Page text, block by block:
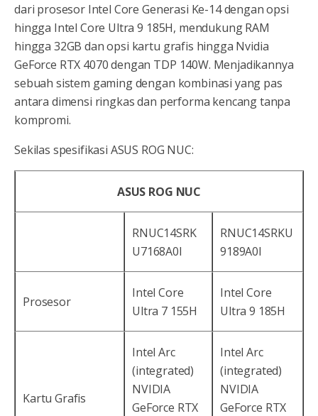
dari prosesor Intel Core Generasi Ke-14 dengan opsi
hingga Intel Core Ultra 9 185H, mendukung RAM
hingga 32GB dan opsi kartu grafis hingga Nvidia
GeForce RTX 4070 dengan TDP 140W. Menjadikannya
sebuah sistem gaming dengan kombinasi yang pas
antara dimensi ringkas dan performa kencang tanpa
kompromi.
Sekilas spesifikasi ASUS ROG NUC:
ASUS ROG NUC
RNUC14SRK
U7168A0I
RNUC14SRKU
9189A0I
Prosesor
Intel Core
Ultra 7 155H
Intel Core
Ultra 9 185H
Kartu Grafis
Intel Arc
(integrated)
NVIDIA
GeForce RTX
Intel Arc
(integrated)
NVIDIA
GeForce RTX